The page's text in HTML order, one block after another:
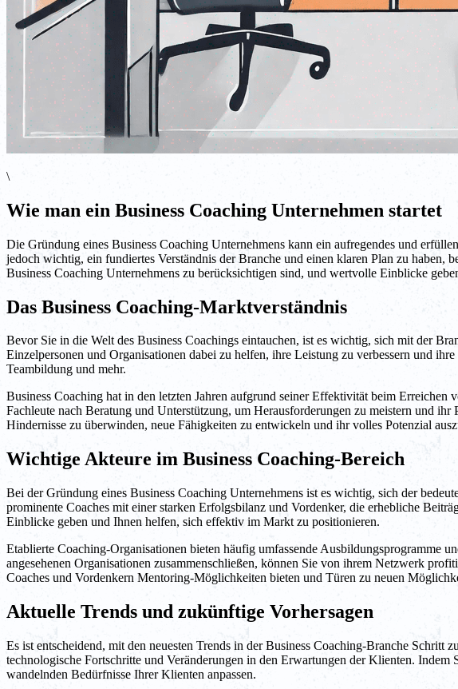
\
Wie man ein Business Coaching Unternehmen startet
Die Gründung eines Business Coaching Unternehmens kann ein aufregendes und
jedoch wichtig, ein fundiertes Verständnis der Branche und einen klaren Plan zu
Business Coaching Unternehmens zu berücksichtigen sind, und wertvolle Einblicke
Das Business Coaching-Marktverständnis
Bevor Sie in die Welt des Business Coachings eintauchen, ist es wichtig, sich mit der
Einzelpersonen und Organisationen dabei zu helfen, ihre Leistung zu verbessern und
Teambildung und mehr.
Business Coaching hat in den letzten Jahren aufgrund seiner Effektivität beim
Fachleute nach Beratung und Unterstützung, um Herausforderungen zu meistern und
Hindernisse zu überwinden, neue Fähigkeiten zu entwickeln und ihr volles Potenzial
Wichtige Akteure im Business Coaching-Bereich
Bei der Gründung eines Business Coaching Unternehmens ist es wichtig, sich der
prominente Coaches mit einer starken Erfolgsbilanz und Vordenker, die erhebliche
Einblicke geben und Ihnen helfen, sich effektiv im Markt zu positionieren.
Etablierte Coaching-Organisationen bieten häufig umfassende Ausbildungsprogramme
angesehenen Organisationen zusammenschließen, können Sie von ihrem Netzwerk
Coaches und Vordenkern Mentoring-Möglichkeiten bieten und Türen zu neuen
Aktuelle Trends und zukünftige Vorhersagen
Es ist entscheidend, mit den neuesten Trends in der Business Coaching-Branche
technologische Fortschritte und Veränderungen in den Erwartungen der Klienten.
wandelnden Bedürfnisse Ihrer Klienten anpassen.